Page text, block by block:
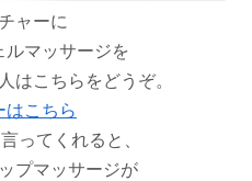
ャーに
ルマッサージを
はこちらをどうぞ。
はこちら
ってくれると、
プマッサージが